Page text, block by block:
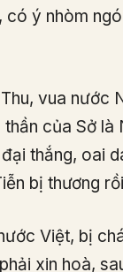
ý nhòm
vua nước
của Sở là
thắng, oai
bị thương
Việt, bị
xin hoà,